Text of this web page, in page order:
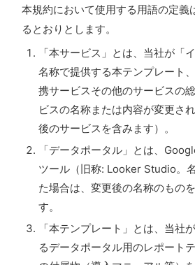
本規約において使用する用語の定義
るとおりとします。
「本サービス」とは、当社が「
名称で提供する本テンプレート
携サービスその他のサービスの
ビスの名称または内容が変更さ
後のサービスを含みます）。
「データポータル」とは、
ツール（旧称: Looker Studio。
た場合は、変更後の名称のもの
す。
「本テンプレート」とは、当社
るデータポータル用のレポート